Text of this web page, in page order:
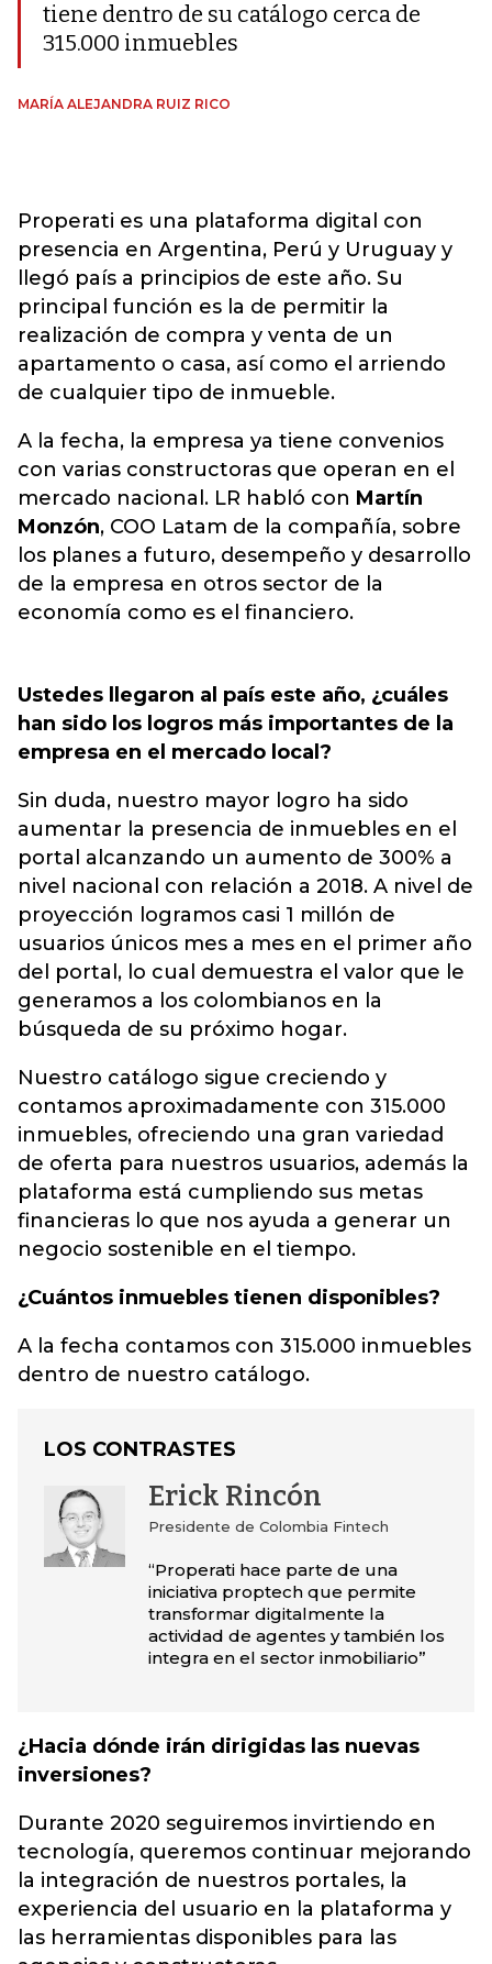
tiene dentro de su catálogo cerca de
315.000 inmuebles
MARÍA ALEJANDRA RUIZ RICO
Properati es una plataforma digital con
presencia en Argentina, Perú y Uruguay y
llegó país a principios de este año. Su
principal función es la de permitir la
realización de compra y venta de un
apartamento o casa, así como el arriendo
de cualquier tipo de inmueble.
A la fecha, la empresa ya tiene convenios
con varias constructoras que operan en el
mercado nacional. LR habló con Martín
Monzón, COO Latam de la compañía, sobre
los planes a futuro, desempeño y desarrollo
de la empresa en otros sector de la
economía como es el financiero.
Ustedes llegaron al país este año, ¿cuáles
han sido los logros más importantes de la
empresa en el mercado local?
Sin duda, nuestro mayor logro ha sido
aumentar la presencia de inmuebles en el
portal alcanzando un aumento de 300% a
nivel nacional con relación a 2018. A nivel de
proyección logramos casi 1 millón de
usuarios únicos mes a mes en el primer año
del portal, lo cual demuestra el valor que le
generamos a los colombianos en la
búsqueda de su próximo hogar.
Nuestro catálogo sigue creciendo y
contamos aproximadamente con 315.000
inmuebles, ofreciendo una gran variedad
de oferta para nuestros usuarios, además la
plataforma está cumpliendo sus metas
financieras lo que nos ayuda a generar un
negocio sostenible en el tiempo.
¿Cuántos inmuebles tienen disponibles?
A la fecha contamos con 315.000 inmuebles
dentro de nuestro catálogo.
LOS CONTRASTES
Erick Rincón
Presidente de Colombia Fintech
“Properati hace parte de una
iniciativa proptech que permite
transformar digitalmente la
actividad de agentes y también los
integra en el sector inmobiliario”
¿Hacia dónde irán dirigidas las nuevas
inversiones?
Durante 2020 seguiremos invirtiendo en
tecnología, queremos continuar mejorando
la integración de nuestros portales, la
experiencia del usuario en la plataforma y
las herramientas disponibles para las